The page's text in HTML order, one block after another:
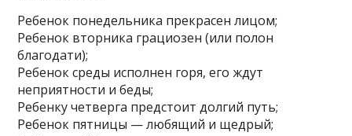
Ребенок понедельника прекрасен лицом;
Ребенок вторника грациозен (или полон
благодати);
Ребенок среды исполнен горя, его ждут
неприятности и беды;
Ребенку четверга предстоит долгий путь;
Ребенок пятницы — любящий и щедрый;